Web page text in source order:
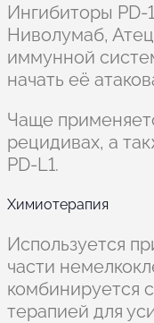
Ингибиторы PD-
Ниволумаб,
иммунной
начать её
Чаще
рецидивах, а
PD-L1.
Химиотерапия
Используется
части
комбинируется
терапией для